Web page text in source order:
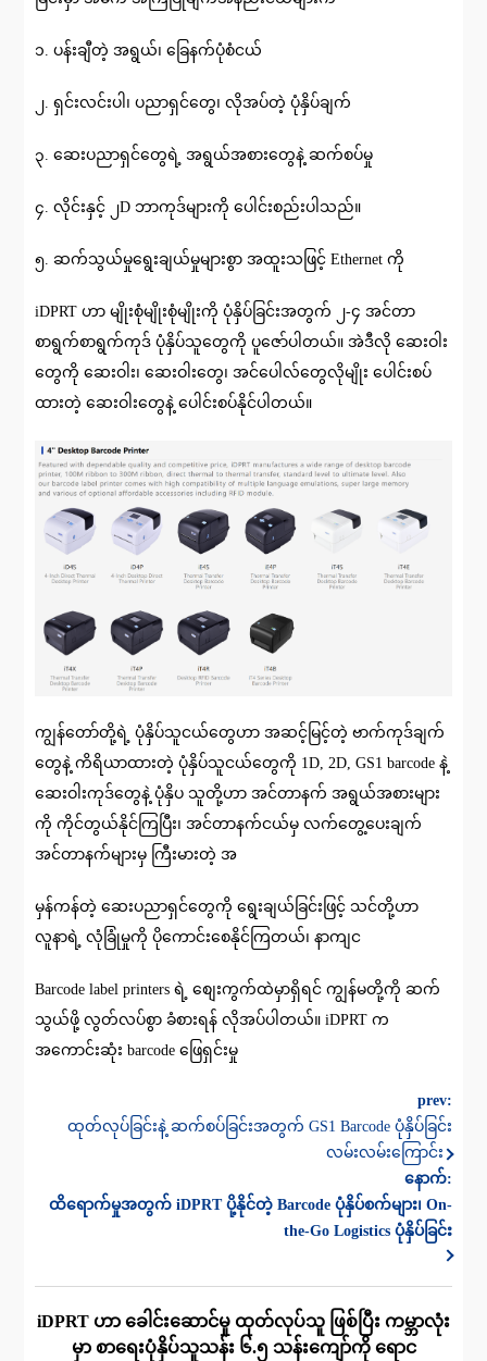
၁. ပန်းချီတဲ့ အရွယ်၊ ခြေနက်ပုံစံငယ်
၂. ရှင်းလင်းပါ၊ ပညာရှင်တွေ၊ လိုအပ်တဲ့ ပုံနှိပ်ချက်
၃. ဆေးပညာရှင်တွေရဲ့ အရွယ်အစားတွေနဲ့ ဆက်စပ်မှု
၄. လိုင်းနှင့် ၂D ဘာကုဒ်များကို ပေါင်းစည်းပါသည်။
၅. ဆက်သွယ်မှုရွေးချယ်မှုများစွာ အထူးသဖြင့် Ethernet ကို
iDPRT ဟာ မျိုးစုံမျိုးစုံမျိုးကို ပုံနှိပ်ခြင်းအတွက် ၂-၄ အင်တာ
စာရွက်စာရွက်ကုဒ် ပုံနှိပ်သူတွေကို ပူဇော်ပါတယ်။ အဲဒီလို ဆေးဝါး
တွေကို ဆေးဝါး၊ ဆေးဝါးတွေ၊ အင်ပေါလ်တွေလိုမျိုး ပေါင်းစပ်
ထားတဲ့ ဆေးဝါးတွေနဲ့ ပေါင်းစပ်နိုင်ပါတယ်။
ကျွန်တော်တို့ရဲ့ ပုံနှိပ်သူငယ်တွေဟာ အဆင့်မြင့်တဲ့ ဗာက်ကုဒ်ချက်
တွေနဲ့ ကိရိယာထားတဲ့ ပုံနှိပ်သူငယ်တွေကို 1D, 2D, GS1 barcode နဲ့
ဆေးဝါးကုဒ်တွေနဲ့ ပုံနှိပ သူတို့ဟာ အင်တာနက် အရွယ်အစားများ
ကို ကိုင်တွယ်နိုင်ကြပြီး၊ အင်တာနက်ငယ်မှ လက်တွေ့ပေးချက်
အင်တာနက်များမှ ကြီးမားတဲ့ အ
မှန်ကန်တဲ့ ဆေးပညာရှင်တွေကို ရွေးချယ်ခြင်းဖြင့် သင်တို့ဟာ
လူနာရဲ့ လုံခြုံမှုကို ပိုကောင်းစေနိုင်ကြတယ်၊ နာကျင
Barcode label printers ရဲ့ စျေးကွက်ထဲမှာရှိရင် ကျွန်မတို့ကို ဆက်
သွယ်ဖို့ လွတ်လပ်စွာ ခံစားရန် လိုအပ်ပါတယ်။ iDPRT က
အကောင်းဆုံး barcode ဖြေရှင်းမှု
prev:
ထုတ်လုပ်ခြင်းနဲ့ ဆက်စပ်ခြင်းအတွက် GS1 Barcode ပုံနှိပ်ခြင်း
လမ်းလမ်းကြောင်း
နောက်:
ထိရောက်မှုအတွက် iDPRT ပို့နိုင်တဲ့ Barcode ပုံနှိပ်စက်များ၊ On-
the-Go Logistics ပုံနှိပ်ခြင်း
iDPRT ဟာ ခေါင်းဆောင်မှု ထုတ်လုပ်သူ ဖြစ်ပြီး ကမ္ဘာလုံး
မှာ စာရေးပုံနှိပ်သူသန်း ၆.၅ သန်းကျော်ကို ရောင